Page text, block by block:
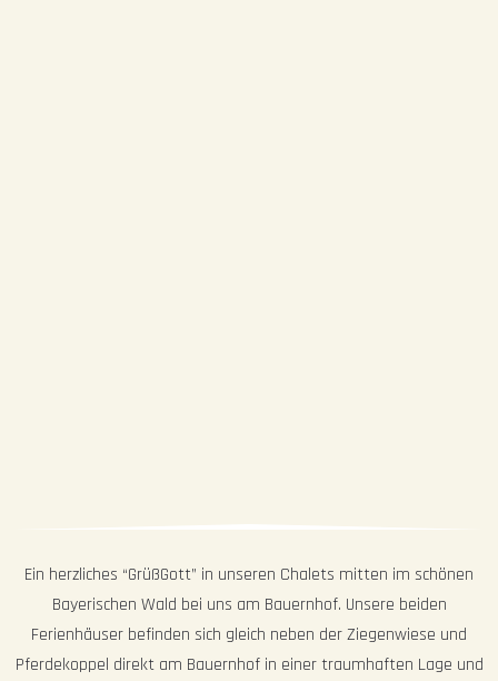
Ein herzliches “GrüßGott” in unseren Chalets mitten im schönen
Bayerischen Wald bei uns am Bauernhof. Unsere beiden
Ferienhäuser befinden sich gleich neben der Ziegenwiese und
Pferdekoppel direkt am Bauernhof in einer traumhaften Lage und